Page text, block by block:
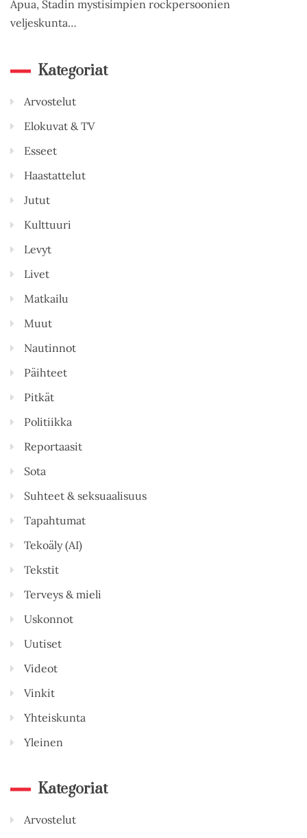
Apua, Stadin mystisimpien rockpersoonien
veljeskunta…
Kategoriat
Arvostelut
Elokuvat & TV
Esseet
Haastattelut
Jutut
Kulttuuri
Levyt
Livet
Matkailu
Muut
Nautinnot
Päihteet
Pitkät
Politiikka
Reportaasit
Sota
Suhteet & seksuaalisuus
Tapahtumat
Tekoäly (AI)
Tekstit
Terveys & mieli
Uskonnot
Uutiset
Videot
Vinkit
Yhteiskunta
Yleinen
Kategoriat
Arvostelut